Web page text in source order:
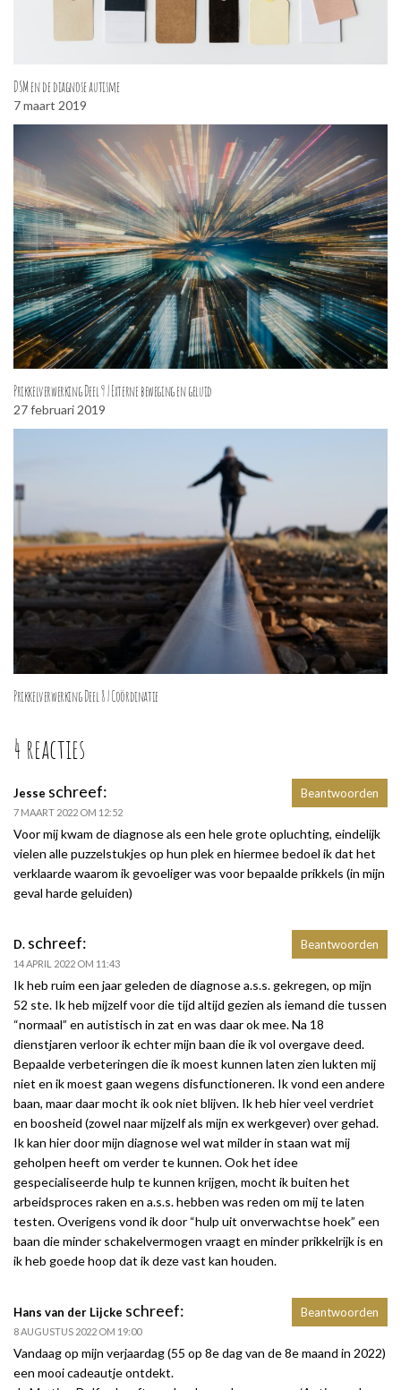
DSM en de diagnose autisme
7 maart 2019
Prikkelverwerking Deel 9 | Externe beweging en geluid
27 februari 2019
Prikkelverwerking Deel 8 | Coördinatie
4 reacties
Jesse schreef:
7 MAART 2022 OM 12:52
Voor mij kwam de diagnose als een hele grote opluchting, eindelijk
vielen alle puzzelstukjes op hun plek en hiermee bedoel ik dat het
verklaarde waarom ik gevoeliger was voor bepaalde prikkels (in mijn
geval harde geluiden)
Beantwoorden
D. schreef:
14 APRIL 2022 OM 11:43
Ik heb ruim een jaar geleden de diagnose a.s.s. gekregen, op mijn
52 ste. Ik heb mijzelf voor die tijd altijd gezien als iemand die tussen
“normaal” en autistisch in zat en was daar ok mee. Na 18
dienstjaren verloor ik echter mijn baan die ik vol overgave deed.
Bepaalde verbeteringen die ik moest kunnen laten zien lukten mij
niet en ik moest gaan wegens disfunctioneren. Ik vond een andere
baan, maar daar mocht ik ook niet blijven. Ik heb hier veel verdriet
en boosheid (zowel naar mijzelf als mijn ex werkgever) over gehad.
Ik kan hier door mijn diagnose wel wat milder in staan wat mij
geholpen heeft om verder te kunnen. Ook het idee
gespecialiseerde hulp te kunnen krijgen, mocht ik buiten het
arbeidsproces raken en a.s.s. hebben was reden om mij te laten
testen. Overigens vond ik door “hulp uit onverwachtse hoek” een
baan die minder schakelvermogen vraagt en minder prikkelrijk is en
ik heb goede hoop dat ik deze vast kan houden.
Beantwoorden
Hans van der Lijcke schreef:
8 AUGUSTUS 2022 OM 19:00
Vandaag op mijn verjaardag (55 op 8e dag van de 8e maand in 2022)
een mooi cadeautje ontdekt.
Beantwoorden